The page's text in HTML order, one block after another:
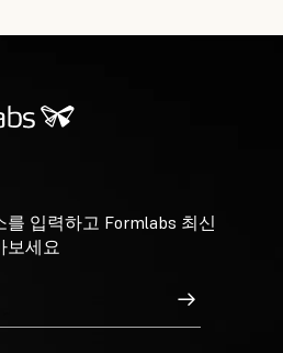
를 입력하고 Formlabs 최신
보세요
가입